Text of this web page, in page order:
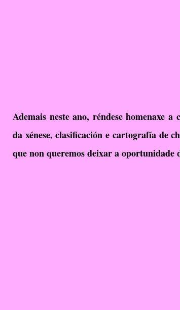
Ademais neste ano, réndese homenaxe
da xénese, clasificación e cartografía de
que non queremos deixar a oportunidade